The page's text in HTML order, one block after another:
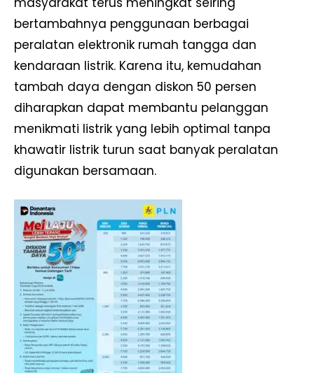
bertambahnya penggunaan berbagai
peralatan elektronik rumah tangga dan
kendaraan listrik. Karena itu, kemudahan
tambah daya dengan diskon 50 persen
diharapkan dapat membantu pelanggan
menikmati listrik yang lebih optimal tanpa
khawatir listrik turun saat banyak peralatan
digunakan bersamaan.